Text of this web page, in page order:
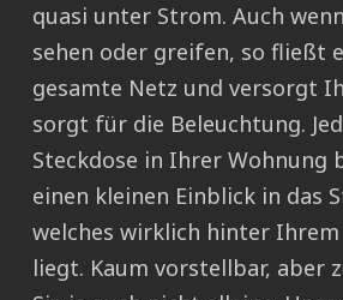
quasi unter Strom. Auch
sehen oder greifen, so fließt
gesamte Netz und versorgt
sorgt für die Beleuchtung.
Steckdose in Ihrer Wohnung
einen kleinen Einblick in das
welches wirklich hinter
liegt. Kaum vorstellbar, aber